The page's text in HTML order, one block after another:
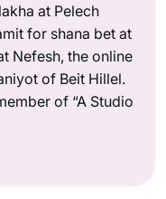
at Pelech
for shana bet at
Nefesh, the online
of Beit Hillel.
of “A Studio